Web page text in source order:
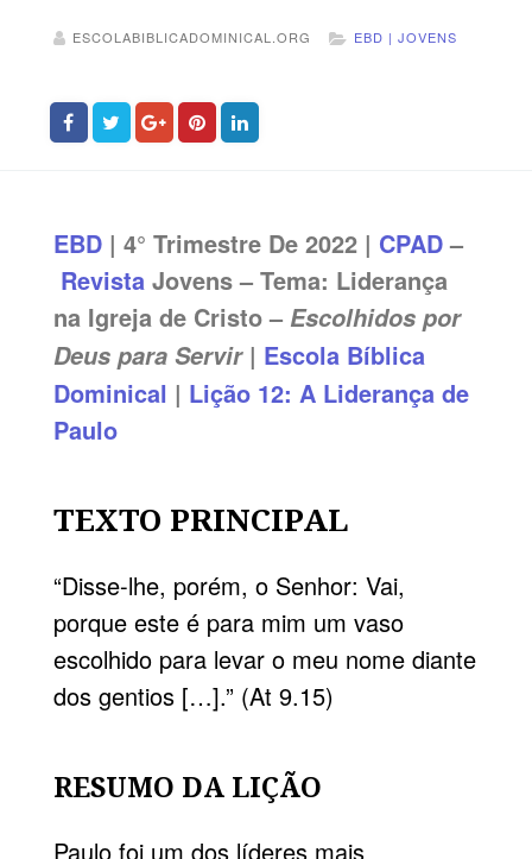
ESCOLABIBLICADOMINICAL.ORG EBD | JOVENS
EBD| 4° Trimestre De 2022 | CPAD–
Revista Jovens – Tema: Liderança
na Igreja de Cristo – Escolhidos por
Deus para Servir| Escola Bíblica
Dominical | Lição 12: A Liderança de
Paulo
TEXTO PRINCIPAL
“Disse-lhe, porém, o Senhor: Vai,
porque este é para mim um vaso
escolhido para levar o meu nome diante
dos gentios […].” (At 9.15)
RESUMO DA LIÇÃO
Paulo foi um dos líderes mais